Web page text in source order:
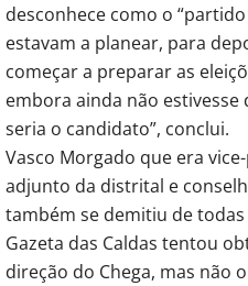
desconhece como o
estavam a planear, para
começar a preparar as
embora ainda não
seria o candidato”, conclui.
Vasco Morgado que era
adjunto da distrital e
também se demitiu de todas
Gazeta das Caldas tentou
direção do Chega, mas não